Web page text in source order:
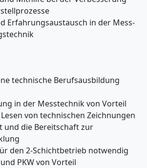
Erfahrungsaustausch in der Mess-
technische Berufsausbildung
in der Messtechnik von Vorteil
von technischen Zeichnungen
und die Bereitschaft zur
den 2-Schichtbetrieb notwendig
PKW von Vorteil